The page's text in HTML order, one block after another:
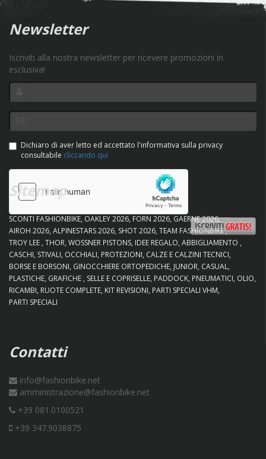
Newsletter
Iscriviti alla nostra newsletter per ricevere promozioni in
esclusiva!
Dichiaro di aver letto ed accettato l'informativa sulla privacy
consultabile cliccando qui
Sitemap
SCONTI FASHIONBIKE OAKLEY 2026 FORN 2026 GAERNE 2026
AIROH 2026 ALPINESTARS 2026 SHOT 2026 TEAM FASHIONBIKE
TROY LEE THOR WOSSNER PISTONS IDEE REGALO ABBIGLIAMENTO
CASCHI STIVALI OCCHIALI PROTEZIONI CALZE E CALZINI TECNICI
BORSE E BORSONI GINOCCHIERE ORTOPEDICHE JUNIOR CASUAL
PLASTICHE GRAFICHE SELLE E COPRISELLE PADDOCK PNEUMATICI OLIO
RICAMBI RUOTE COMPLETE KIT REVISIONI PARTI SPECIALI VHM
PARTI SPECIALI
Contatti
info@fashionbike.net
amministrazione@fashionbike.net
+39 081.0100521
+39 347.9038875